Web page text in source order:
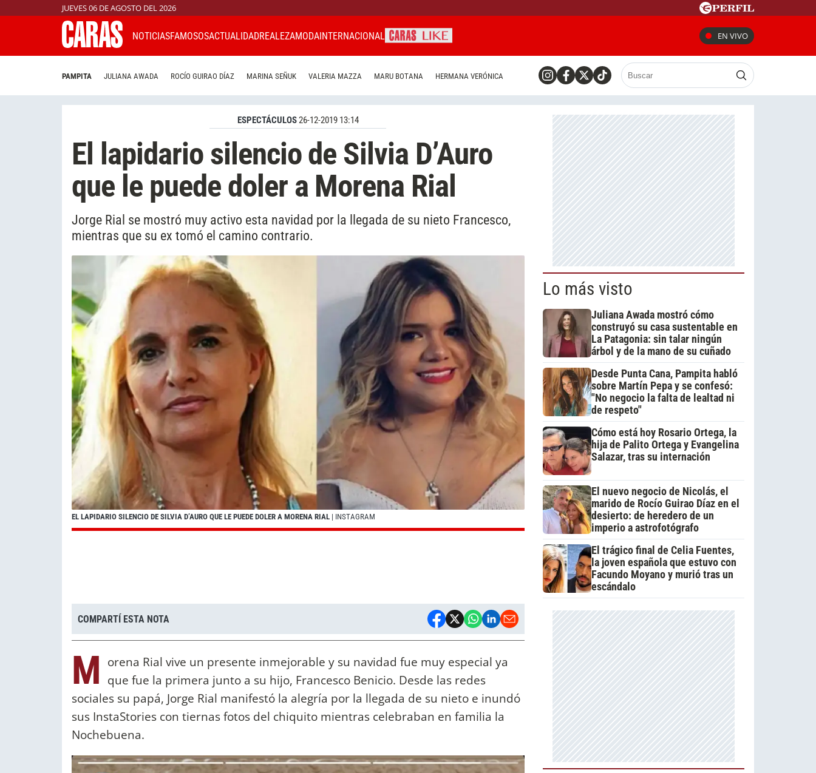
JUEVES 06 DE AGOSTO DEL 2026
NOTICIASFAMOSOSACTUALIDADREALEZAMODAINTERNACIONAL EN VIVO
PAMPITA JULIANA AWADA ROCÍO GUIRAO DÍAZ MARINA SEÑUK VALERIA MAZZA MARU BOTANA HERMANA VERÓNICA
ESPECTÁCULOS26-12-2019 13:14
El lapidario silencio de Silvia D’Auro
que le puede doler a Morena Rial
Jorge Rial se mostró muy activo esta navidad por la llegada de su nieto Francesco,
mientras que su ex tomó el camino contrario.
EL LAPIDARIO SILENCIO DE SILVIA D’AURO QUE LE PUEDE DOLER A MORENA RIAL | INSTAGRAM
COMPARTÍ ESTA NOTA
M orena Rial vive un presente inmejorable y su navidad fue muy especial ya
que fue la primera junto a su hijo, Francesco Benicio. Desde las redes
sociales su papá, Jorge Rial manifestó la alegría por la llegada de su nieto e inundó
sus InstaStories con tiernas fotos del chiquito mientras celebraban en familia la
Nochebuena.
Lo más visto
Juliana Awada mostró cómo
construyó su casa sustentable en
La Patagonia: sin talar ningún
árbol y de la mano de su cuñado
Desde Punta Cana, Pampita habló
sobre Martín Pepa y se confesó:
"No negocio la falta de lealtad ni
de respeto"
Cómo está hoy Rosario Ortega, la
hija de Palito Ortega y Evangelina
Salazar, tras su internación
El nuevo negocio de Nicolás, el
marido de Rocío Guirao Díaz en el
desierto: de heredero de un
imperio a astrofotógrafo
El trágico final de Celia Fuentes,
la joven española que estuvo con
Facundo Moyano y murió tras un
escándalo